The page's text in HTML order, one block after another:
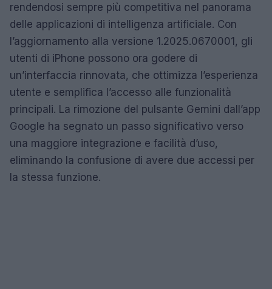
rendendosi sempre più competitiva nel panorama
delle applicazioni di intelligenza artificiale. Con
l’aggiornamento alla versione 1.2025.0670001, gli
utenti di iPhone possono ora godere di
un’interfaccia rinnovata, che ottimizza l’esperienza
utente e semplifica l’accesso alle funzionalità
principali. La rimozione del pulsante Gemini dall’app
Google ha segnato un passo significativo verso
una maggiore integrazione e facilità d’uso,
eliminando la confusione di avere due accessi per
la stessa funzione.